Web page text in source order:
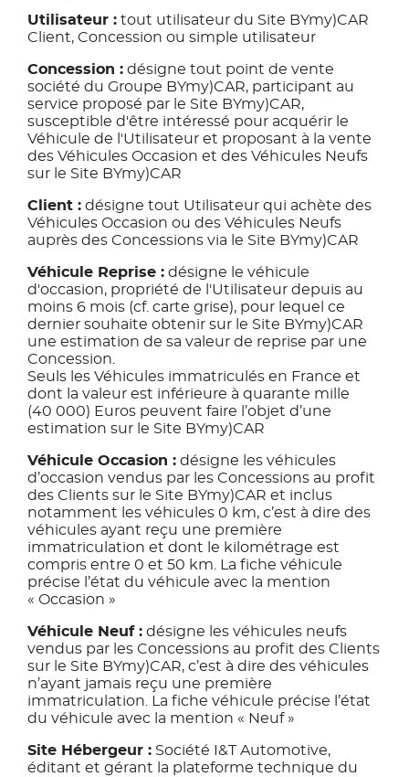
Utilisateur : tout utilisateur du Site BYmy)CAR
Client, Concession ou simple utilisateur
Concession : désigne tout point de vente
société du Groupe BYmy)CAR, participant au
service proposé par le Site BYmy)CAR,
susceptible d'être intéressé pour acquérir le
Véhicule de l'Utilisateur et proposant à la vente
des Véhicules Occasion et des Véhicules Neufs
sur le Site BYmy)CAR
Client : désigne tout Utilisateur qui achète des
Véhicules Occasion ou des Véhicules Neufs
auprès des Concessions via le Site BYmy)CAR
Véhicule Reprise : désigne le véhicule
d'occasion, propriété de l'Utilisateur depuis au
moins 6 mois (cf. carte grise), pour lequel ce
dernier souhaite obtenir sur le Site BYmy)CAR
une estimation de sa valeur de reprise par une
Concession.
Seuls les Véhicules immatriculés en France et
dont la valeur est inférieure à quarante mille
(40 000) Euros peuvent faire l’objet d’une
estimation sur le Site BYmy)CAR
Véhicule Occasion : désigne les véhicules
d’occasion vendus par les Concessions au profit
des Clients sur le Site BYmy)CAR et inclus
notamment les véhicules 0 km, c’est à dire des
véhicules ayant reçu une première
immatriculation et dont le kilométrage est
compris entre 0 et 50 km. La fiche véhicule
précise l’état du véhicule avec la mention
« Occasion »
Véhicule Neuf : désigne les véhicules neufs
vendus par les Concessions au profit des Clients
sur le Site BYmy)CAR, c’est à dire des véhicules
n’ayant jamais reçu une première
immatriculation. La fiche véhicule précise l’état
du véhicule avec la mention « Neuf »
Site Hébergeur : Société I&T Automotive,
éditant et gérant la plateforme technique du